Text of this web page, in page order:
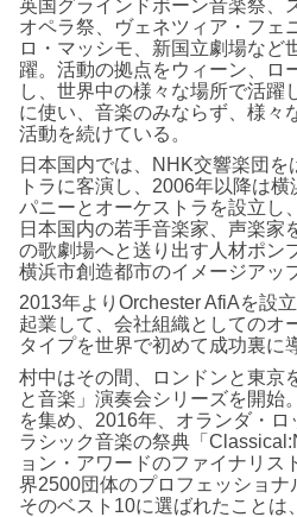
英国グラインドボーン音楽祭、
オペラ祭、ヴェネツィア・フェ
ロ・マッシモ、新国立劇場など
躍。活動の拠点をウィーン、ロ
し、世界中の様々な場所で活躍
に使い、音楽のみならず、様々
活動を続けている。
日本国内では、NHK交響楽団を
トラに客演し、2006年以降は
パニーとオーケストラを設立し
日本国内の若手音楽家、声楽家
の歌劇場へと送り出す人材ポン
横浜市創造都市のイメージアッ
2013年よりOrchester AfiAを設
起業して、会社組織としてのオ
タイプを世界で初めて成功裏に
村中はその間、ロンドンと東京
と音楽」演奏会シリーズを開始
を集め、2016年、オランダ・ロ
ラシック音楽の祭典「
ョン・アワードのファイナリス
界2500団体のプロフェッショナ
そのベスト10に選ばれたことは